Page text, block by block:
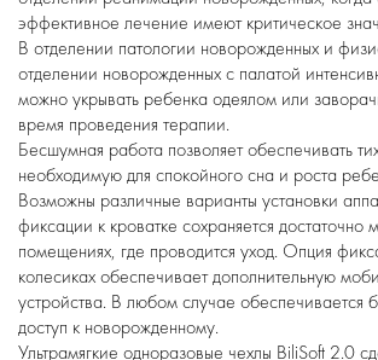
эффективное лечение имеют критическое
В отделении патологии новорожденных и
отделении новорожденных с палатой
можно укрывать ребенка одеялом или
время проведения терапии.
Бесшумная работа позволяет обеспечивать
необходимую для спокойного сна и роста
Возможны различные варианты установки
фиксации к кроватке сохраняется достаточно
помещениях, где проводится уход. Опция
колесиках обеспечивает дополнительную
устройства. В любом случае обеспечивается
доступ к новорожденному.
Ультрамягкие одноразовые чехлы BiliSoft 2.0